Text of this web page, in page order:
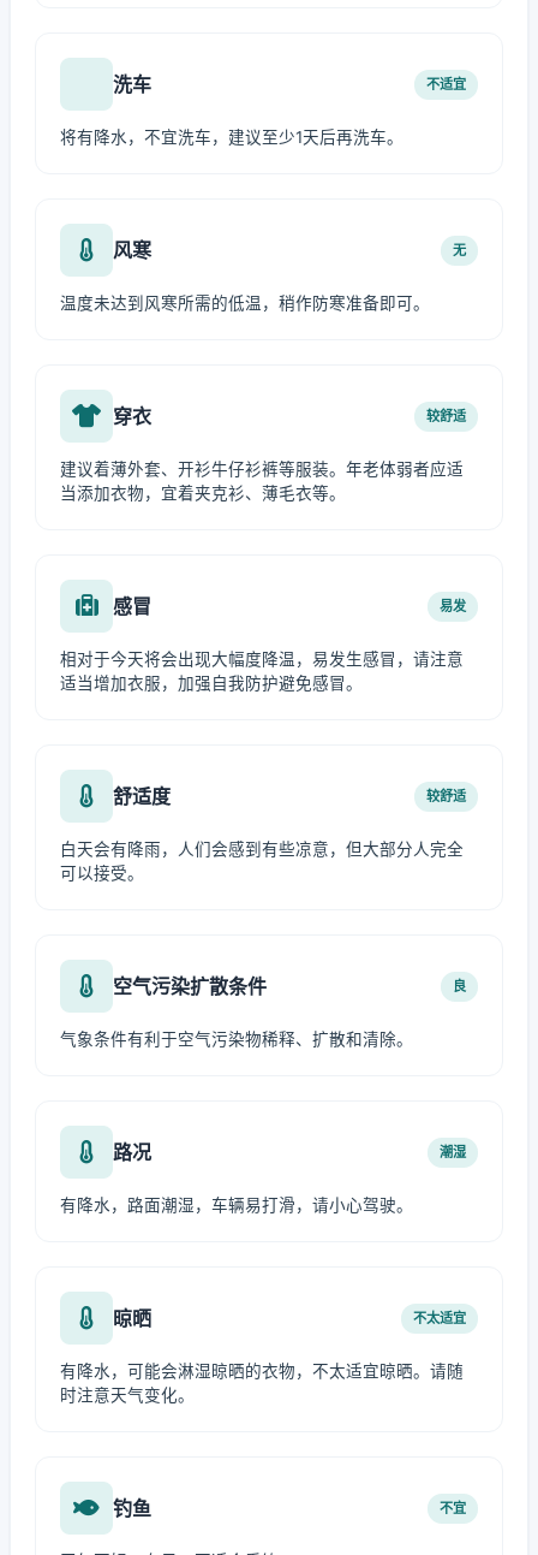
洗车 不适宜
将有降水，不宜洗车，建议至少1天后再洗车。
风寒 无
温度未达到风寒所需的低温，稍作防寒准备即可。
穿衣 较舒适
建议着薄外套、开衫牛仔衫裤等服装。年老体弱者应适
当添加衣物，宜着夹克衫、薄毛衣等。
感冒 易发
相对于今天将会出现大幅度降温，易发生感冒，请注意
适当增加衣服，加强自我防护避免感冒。
舒适度 较舒适
白天会有降雨，人们会感到有些凉意，但大部分人完全
可以接受。
空气污染扩散条件 良
气象条件有利于空气污染物稀释、扩散和清除。
路况 潮湿
有降水，路面潮湿，车辆易打滑，请小心驾驶。
晾晒 不太适宜
有降水，可能会淋湿晾晒的衣物，不太适宜晾晒。请随
时注意天气变化。
钓鱼 不宜